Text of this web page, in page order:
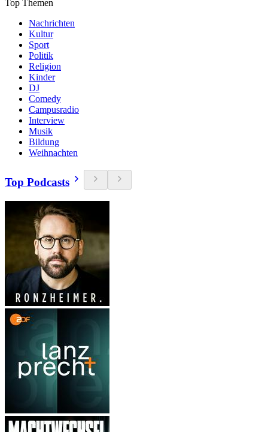
Top Themen
Nachrichten
Kultur
Sport
Politik
Religion
Kinder
DJ
Comedy
Campusradio
Interview
Musik
Bildung
Weihnachten
Top Podcasts